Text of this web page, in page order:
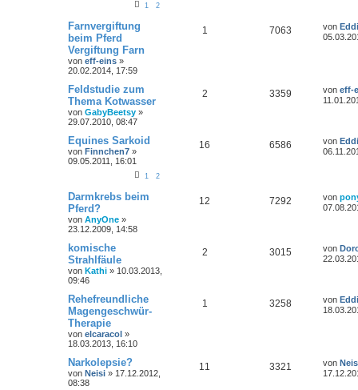
1 2
Farnvergiftung
beim Pferd
Vergiftung Farn
von eff-eins »
20.02.2014, 17:59
1 7063 von Eddi
Feldstudie zum
Thema Kotwasser
von GabyBeetsy »
29.07.2010, 08:47
2 3359 von eff-
Equines Sarkoid
von Finnchen7 »
09.05.2011, 16:01
1 2
16 6586 von Eddi
Darmkrebs beim
Pferd?
von AnyOne »
23.12.2009, 14:58
12 7292 von
komische
Strahlfäule
von Kathi » 10.03.2013,
09:46
2 3015 von
Rehefreundliche
Magengeschwür-
Therapie
von elcaracol »
18.03.2013, 16:10
1 3258 von Eddi
Narkolepsie?
von Neisi » 17.12.2012,
08:38
11 3321 von